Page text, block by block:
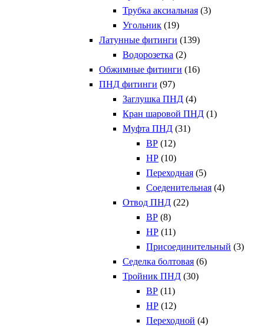
Трубка аксиальная (3)
Угольник (19)
Латунные фитинги (139)
Водорозетка (2)
Обжимные фитинги (16)
ПНД фитинги (97)
Заглушка ПНД (4)
Кран шаровой ПНД (1)
Муфта ПНД (31)
ВР (12)
НР (10)
Переходная (5)
Соеденительная (4)
Отвод ПНД (22)
ВР (8)
НР (11)
Присоединительный (3)
Седелка болтовая (6)
Тройник ПНД (30)
ВР (11)
НР (12)
Переходной (4)